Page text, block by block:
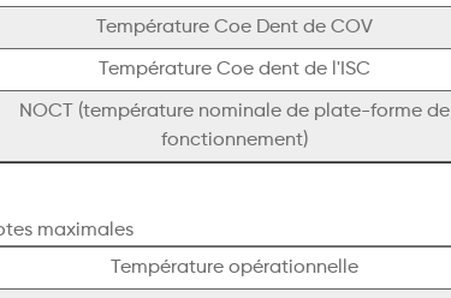
Température Coe Dent de COV
Température Coe dent de l'ISC
NOCT (température nominale de plate-forme de
fonctionnement)
maximales
Température opérationnelle